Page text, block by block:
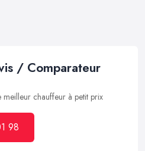
/ Comparateur
chauffeur à petit prix
98